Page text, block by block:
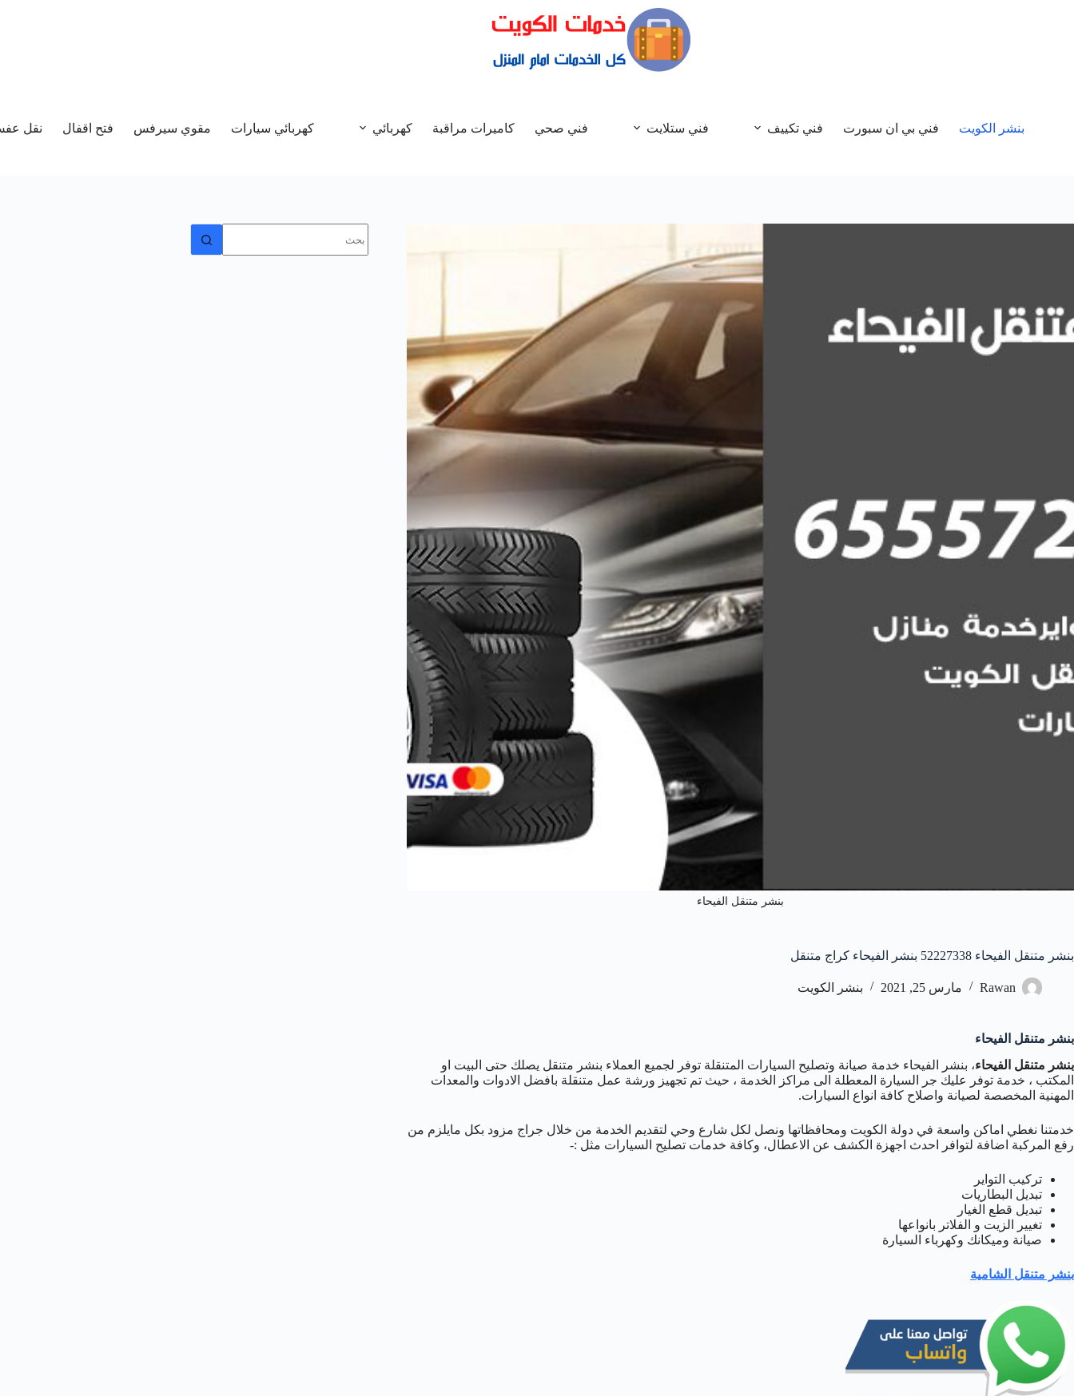
بنشر الكويت فني بي ان سبورت فني تكييف فني ستلايت فني صحي كاميرات مراقبة كهربائي كهربائي سيارات مقوي سيرفس فتح اقفال نقل
بنشر متنقل الفيحاء
بنشر متنقل الفيحاء 52227338 بنشر الفيحاء كراج متنقل
Rawan مارس 25, 2021 بنشر الكويت
بنشر متنقل الفيحاء
بنشر متنقل الفيحاء، بنشر الفيحاء خدمة صيانة وتصليح السيارات المتنقلة توفر لجميع العملاء بنشر متنقل يصلك حتى البيت او
المكتب ، خدمة توفر عليك جر السيارة المعطلة الى مراكز الخدمة ، حيث تم تجهيز ورشة عمل متنقلة بافضل الادوات والمعدات
المهنية المخصصة لصيانة واصلاح كافة انواع السيارات.
خدمتنا نغطي اماكن واسعة في دولة الكويت ومحافظاتها ونصل لكل شارع وحي لتقديم الخدمة من خلال جراج مزود بكل مايلزم من
رفع المركبة اضافة لتوافر احدث اجهزة الكشف عن الاعطال، وكافة خدمات تصليح السيارات مثل :-
تركيب التواير
تبديل البطاريات
تبديل قطع الغيار
تغيير الزيت و الفلاتر بانواعها
صيانة وميكانك وكهرباء السيارة
بنشر متنقل الشامية